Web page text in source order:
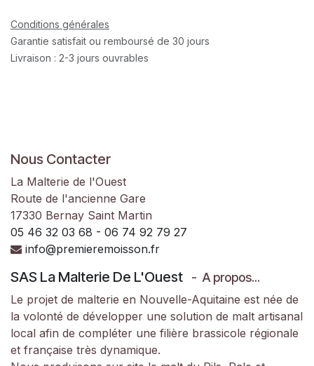
Conditions générales
Garantie satisfait ou remboursé de 30 jours
Livraison : 2-3 jours ouvrables
Nous Contacter
La Malterie de l'Ouest
Route de l'ancienne Gare
17330 Bernay Saint Martin
05 46 32 03 68 - 06 74 92 79 27
info@premieremoisson.fr
SAS La Malterie De L'Ouest - A propos...
Le projet de malterie en Nouvelle-Aquitaine est née de
la volonté de développer une solution de malt artisanal
local afin de compléter une filière brassicole régionale
et française très dynamique.